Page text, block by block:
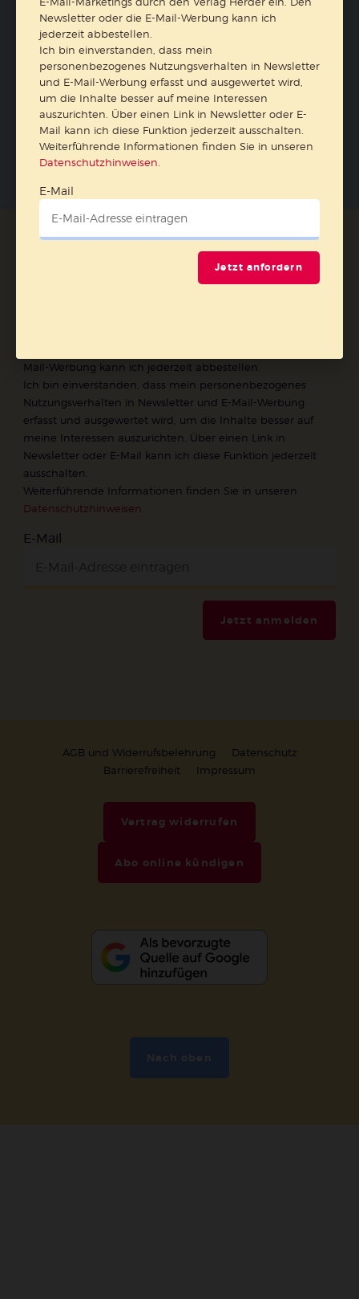
kizz Elternwelt
Kundenservice +49 761 2717200
kundenservice@herder.de
Abo online kündigen
Folgen Sie uns: Facebook Instagram YouTube
Pinterest
Der pädagogische Ratgeber
Mail-Werbung kann ich jederzeit abbestellen.
Ich bin einverstanden, dass mein personenbezogenes
Nutzungsverhalten in Newsletter und E-Mail-Werbung
erfasst und ausgewertet wird, um die Inhalte besser auf
meine Interessen auszurichten. Über einen Link in
Newsletter oder E-Mail kann ich diese Funktion jederzeit
ausschalten.
Weiterführende Informationen finden Sie in unseren
Datenschutzhinweisen
E-Mail
Jetzt anmelden
AGB und Widerrufsbelehrung
Datenschutz
Barrierefreiheit
Impressum
Vertrag widerrufen
Abo online kündigen
Newsletter oder die E-Mail-Werbung kann ich
jederzeit abbestellen.
Ich bin einverstanden, dass mein
personenbezogenes Nutzungsverhalten in Newsletter
und E-Mail-Werbung erfasst und ausgewertet wird,
um die Inhalte besser auf meine Interessen
auszurichten. Über einen Link in Newsletter oder E-
Mail kann ich diese Funktion jederzeit ausschalten.
Weiterführende Informationen finden Sie in unseren
Datenschutzhinweisen
E-Mail
Jetzt anfordern